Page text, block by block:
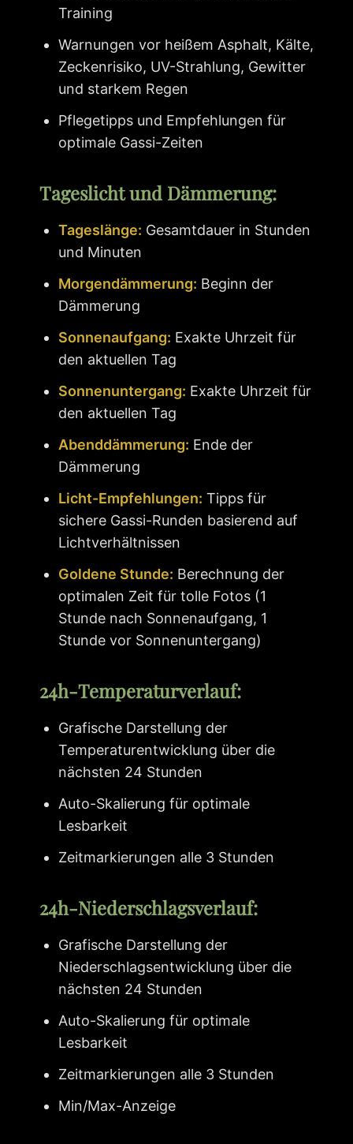
Training
Warnungen vor heißem Asphalt, Kälte,
Zeckenrisiko, UV-Strahlung, Gewitter
und starkem Regen
Pflegetipps und Empfehlungen für
optimale Gassi-Zeiten
Tageslicht und Dämmerung:
Tageslänge: Gesamtdauer in Stunden
und Minuten
Morgendämmerung: Beginn der
Dämmerung
Sonnenaufgang: Exakte Uhrzeit für
den aktuellen Tag
Sonnenuntergang: Exakte Uhrzeit für
den aktuellen Tag
Abenddämmerung: Ende der
Dämmerung
Licht-Empfehlungen: Tipps für
sichere Gassi-Runden basierend auf
Lichtverhältnissen
Goldene Stunde: Berechnung der
optimalen Zeit für tolle Fotos (1
Stunde nach Sonnenaufgang, 1
Stunde vor Sonnenuntergang)
24h-Temperaturverlauf:
Grafische Darstellung der
Temperaturentwicklung über die
nächsten 24 Stunden
Auto-Skalierung für optimale
Lesbarkeit
Zeitmarkierungen alle 3 Stunden
24h-Niederschlagsverlauf:
Grafische Darstellung der
Niederschlagsentwicklung über die
nächsten 24 Stunden
Auto-Skalierung für optimale
Lesbarkeit
Zeitmarkierungen alle 3 Stunden
Min/Max-Anzeige